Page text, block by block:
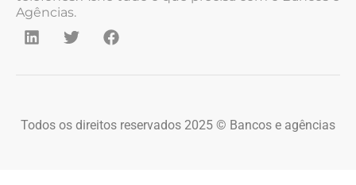
Agências.
Todos os direitos reservados 2025 © Bancos e agências